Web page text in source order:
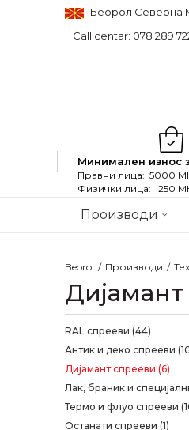
Беорол Северна
Call centar: 078 289
Минимален износ
Правни лица: 5000
Физички лица: 250
Производи
Beorol Производи
RAL спрееви (44)
Антик и деко спрееви
Дијамант спрееви (6)
Лак, браник и
Термо и флуо спрееви
Останати спрееви (1)